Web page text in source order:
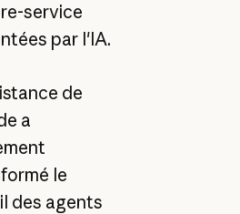
service
par l'IA.
de
a
le
des agents